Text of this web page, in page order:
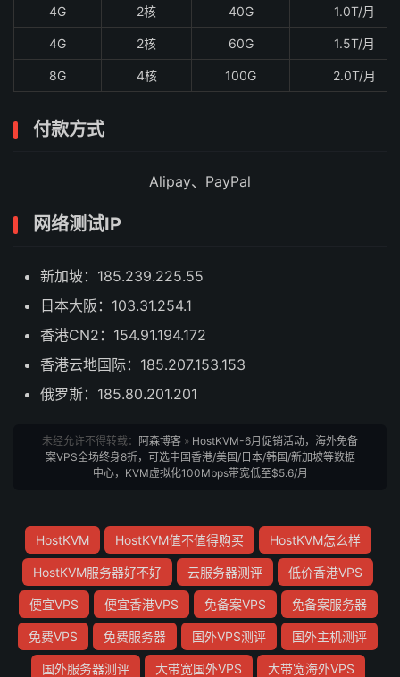
4G 2核 40G 1.0T/月
4G 2核 60G 1.5T/月
8G 4核 100G 2.0T/月
付款方式
Alipay、PayPal
网络测试IP
新加坡：185.239.225.55
日本大阪：103.31.254.1
香港CN2：154.91.194.172
香港云地国际：185.207.153.153
俄罗斯：185.80.201.201
未经允许不得转载： 阿森博客 » HostKVM-6月促销活动，海外免备
案VPS全场终身8折，可选中国香港/美国/日本/韩国/新加坡等数据
中心，KVM虚拟化100Mbps带宽低至$5.6/月
HostKVM HostKVM值不值得购买 HostKVM怎么样
HostKVM服务器好不好 云服务器测评 低价香港VPS
便宜VPS 便宜香港VPS 免备案VPS 免备案服务器
免费VPS 免费服务器 国外VPS测评 国外主机测评
国外服务器测评 大带宽国外VPS 大带宽海外VPS